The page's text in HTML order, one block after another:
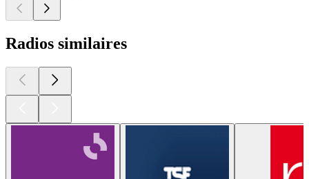
Radios similaires